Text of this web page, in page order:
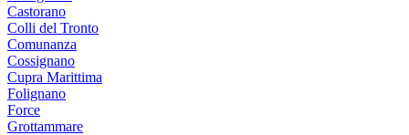
Castorano
Colli del Tronto
Comunanza
Cossignano
Cupra Marittima
Folignano
Force
Grottammare